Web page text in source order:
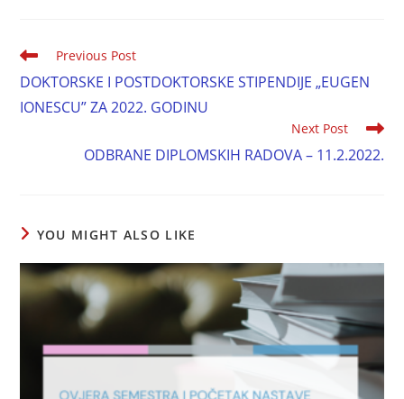
Previous Post
DOKTORSKE I POSTDOKTORSKE STIPENDIJE „EUGEN
IONESCU” ZA 2022. GODINU
Next Post
ODBRANE DIPLOMSKIH RADOVA – 11.2.2022.
YOU MIGHT ALSO LIKE